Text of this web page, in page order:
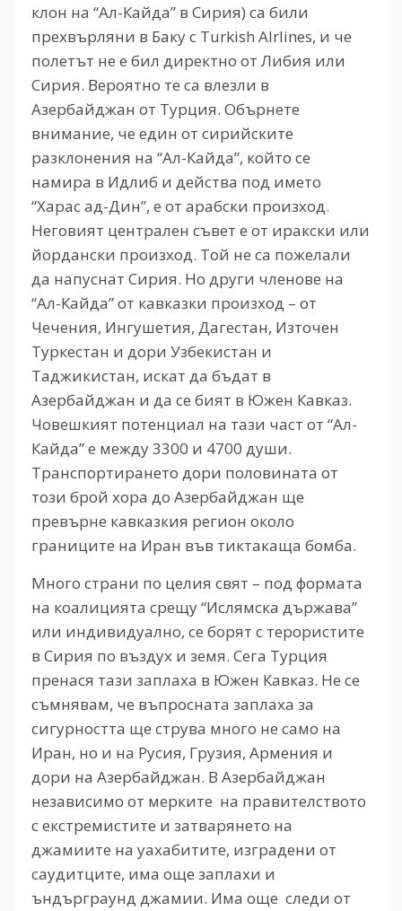
клон на “Ал-Кайда” в Сирия) са били
прехвърляни в Баку с Turkish AIrlines, и че
полетът не е бил директно от Либия или
Сирия. Вероятно те са влезли в
Азербайджан от Турция. Обърнете
внимание, че един от сирийските
разклонения на “Ал-Кайда”, който се
намира в Идлиб и действа под името
“Харас ад-Дин”, е от арабски произход.
Неговият централен съвет е от иракски или
йордански произход. Той не са пожелали
да напуснат Сирия. Но други членове на
“Ал-Кайда” от кавказки произход – от
Чечения, Ингушетия, Дагестан, Източен
Туркестан и дори Узбекистан и
Таджикистан, искат да бъдат в
Азербайджан и да се бият в Южен Кавказ.
Човешкият потенциал на тази част от “Ал-
Кайда” е между 3300 и 4700 души.
Транспортирането дори половината от
този брой хора до Азербайджан ще
превърне кавказкия регион около
границите на Иран във тиктакаща бомба.
Много страни по целия свят – под формата
на коалицията срещу “Ислямска държава”
или индивидуално, се борят с терористите
в Сирия по въздух и земя. Сега Турция
пренася тази заплаха в Южен Кавказ. Не се
съмнявам, че въпросната заплаха за
сигурността ще струва много не само на
Иран, но и на Русия, Грузия, Армения и
дори на Азербайджан. В Азербайджан
независимо от мерките на правителството
с екстремистите и затварянето на
джамиите на уахабитите, изградени от
саудитците, има още заплахи и
ъндърграунд джамии. Има още следи от